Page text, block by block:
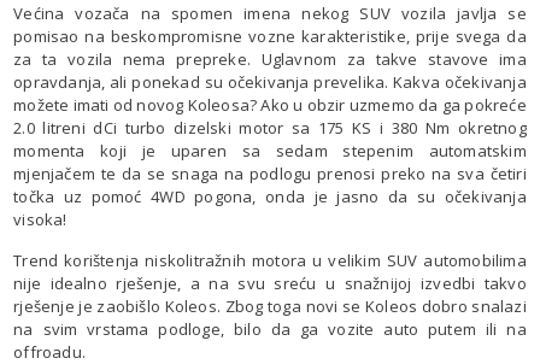
Većina vozača na spomen imena nekog SUV vozila javlja se
pomisao na beskompromisne vozne karakteristike, prije svega da
za ta vozila nema prepreke. Uglavnom za takve stavove ima
opravdanja, ali ponekad su očekivanja prevelika. Kakva očekivanja
možete imati od novog Koleosa? Ako u obzir uzmemo da ga pokreće
2.0 litreni dCi turbo dizelski motor sa 175 KS i 380 Nm okretnog
momenta koji je uparen sa sedam stepenim automatskim
mjenjačem te da se snaga na podlogu prenosi preko na sva četiri
točka uz pomoć 4WD pogona, onda je jasno da su očekivanja
visoka!
Trend korištenja niskolitražnih motora u velikim SUV automobilima
nije idealno rješenje, a na svu sreću u snažnijoj izvedbi takvo
rješenje je zaobišlo Koleos. Zbog toga novi se Koleos dobro snalazi
na svim vrstama podloge, bilo da ga vozite auto putem ili na
offroadu.